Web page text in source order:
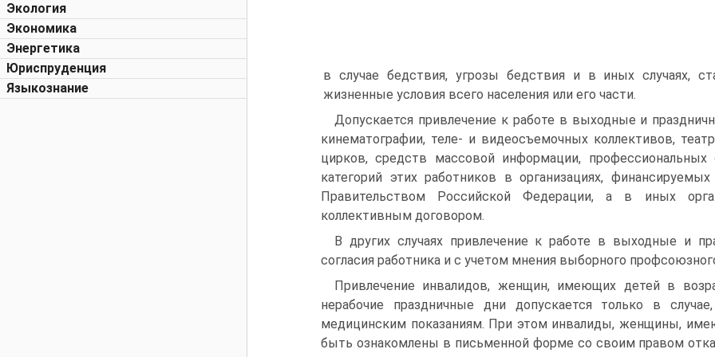
Экология
Экономика
Энергетика
Юриспруденция
Языкознание
в случае бедствия, угрозы бедствия и в иных случаях,
жизненные условия всего населения или его части.
Допускается привлечение к работе в выходные и
кинематографии, теле- и видеосъемочных коллективов,
цирков, средств массовой информации,
категорий этих работников в организациях,
Правительством Российской Федерации, а в иных
коллективным договором.
В других случаях привлечение к работе в выходные и
согласия работника и с учетом мнения выборного
Привлечение инвалидов, женщин, имеющих детей в
нерабочие праздничные дни допускается только в
медицинским показаниям. При этом инвалиды, женщины,
быть ознакомлены в письменной форме со своим правом